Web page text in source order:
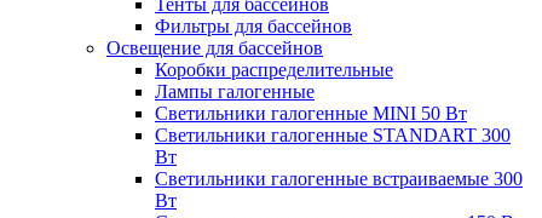
Тенты для бассейнов
Фильтры для бассейнов
Освещение для бассейнов
Коробки распределительные
Лампы галогенные
Светильники галогенные MINI 50 Вт
Светильники галогенные STANDART 300
Вт
Светильники галогенные встраиваемые 300
Вт